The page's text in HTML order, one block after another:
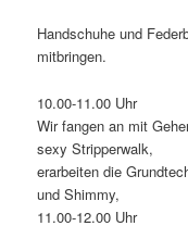
Handschuhe und
mitbringen.
10.00-11.00 Uhr
Wir fangen an mit
sexy Stripperwalk,
erarbeiten die
und Shimmy,
11.00-12.00 Uhr